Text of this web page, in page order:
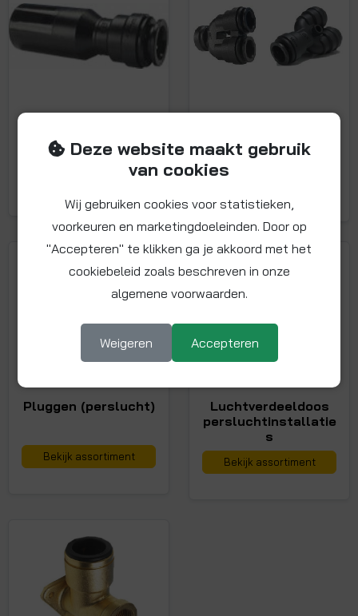
gen (perslucht)
Bekijk assortiment
koppeling
(perslucht)
Pluggen (perslucht)
Bekijk assortiment
Luchtverdeeldoos
persluchtinstallatie
s
Bekijk assortiment
Deze website maakt gebruik
van cookies
Wij gebruiken cookies voor statistieken,
voorkeuren en marketingdoeleinden. Door op
"Accepteren" te klikken ga je akkoord met het
cookiebeleid zoals beschreven in onze
algemene voorwaarden.
Weigeren Accepteren